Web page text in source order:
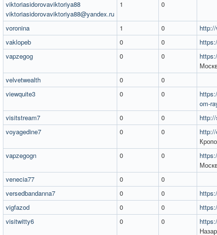
viktoriasidorovaviktoriya88
viktoriasidorovaviktoriya88@yandex.ru
1 0
voronina 1 0
vaklopeb
0 0
vapzegog
0 0
velvetwealth
0
0
viewquite3
0 0
om-
visitstream7
0 0
voyagedine7
0 0
vapzegogn
0 0
venecia77
0
0
versedbandanna7
0 0
vigfazod
0 0
visitwitty6
0 0